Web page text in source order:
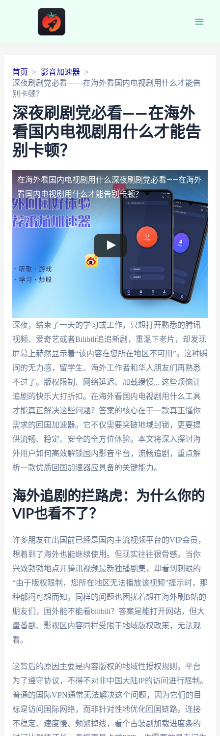
首页
影音加速器
深夜刷剧党必看——在海外看国内电视剧用什么才能告
别卡顿？
深夜刷剧党必看——在海外
看国内电视剧用什么才能告
别卡顿？
在海外看国内电视剧用什么深夜刷剧党必看——在海外
看国内电视剧用什么才能告别卡顿？
深夜，结束了一天的学习或工作，只想打开熟悉的腾讯
视频、爱奇艺或者Bilibili追追新剧，重温下老片，却发现
屏幕上赫然显示着“该内容在您所在地区不可用”。这种瞬
间的无力感，留学生、海外工作者和华人朋友们再熟悉
不过了。版权限制、网络延迟、加载缓慢... 这些烦恼让
追剧的快乐大打折扣。在海外看国内电视剧用什么工具
才能真正解决这些问题？答案的核心在于一款真正懂你
需求的回国加速器。它不仅需要突破地域封锁，更要提
供流畅、稳定、安全的全方位体验。本文将深入探讨海
外用户如何高效解锁国内影音平台，流畅追剧，重点解
析一款优质回国加速器应具备的关键能力。
海外追剧的拦路虎：为什么你的
VIP也看不了？
许多朋友在出国前已经是国内主流视频平台的VIP会员，
想着到了海外也能继续使用。但现实往往很骨感。当你
兴致勃勃地点开腾讯视频最新独播剧集，却看到刺眼的
“由于版权限制，您所在地区无法播放该视频”提示时，那
种郁闷可想而知。同样的问题也困扰着想在海外刷B站的
朋友们，国外能不能看bilibili？答案是能打开网站，但大
量番剧、影视区内容同样受限于地域版权政策，无法观
看。
这背后的原因主要是内容版权的地域性授权规则。平台
为了遵守协议，不得不对非中国大陆IP的访问进行限制。
普通的国际VPN通常无法解决这个问题，因为它们的目
标是访问国际网络，而非针对性地优化回国链路。连接
不稳定、速度慢、频繁掉线，看个古装剧加载进度条的